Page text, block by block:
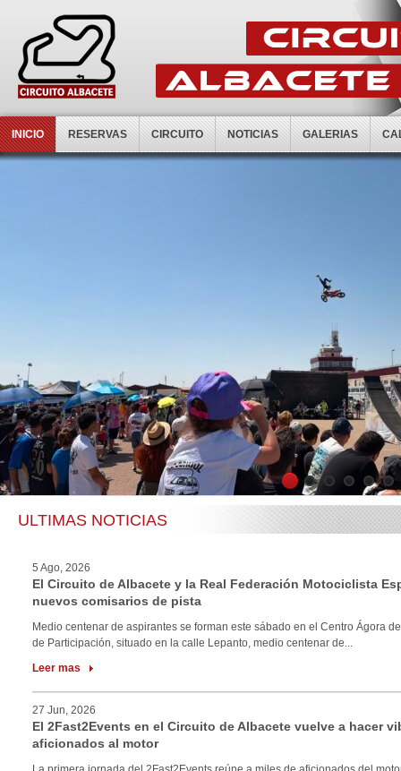
INICIO RESERVAS CIRCUITO NOTICIAS GALERIAS
1 2 3 4 5 6
ULTIMAS NOTICIAS
5 Ago, 2026
El Circuito de Albacete y la Real Federación Motociclista
nuevos comisarios de pista
Medio centenar de aspirantes se forman este sábado en el Centro Ágora
de Participación, situado en la calle Lepanto, medio centenar de...
Leer mas
27 Jun, 2026
El 2Fast2Events en el Circuito de Albacete vuelve a hacer
aficionados al motor